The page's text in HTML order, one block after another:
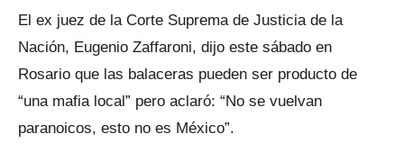
El ex juez de la Corte Suprema de Justicia de la
Nación, Eugenio Zaffaroni, dijo este sábado en
Rosario que las balaceras pueden ser producto de
“una mafia local” pero aclaró: “No se vuelvan
paranoicos, esto no es México”.